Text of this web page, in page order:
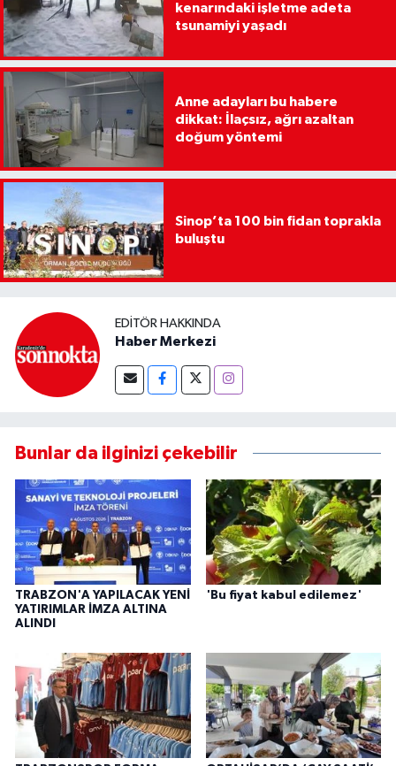
kenarındaki işletme adeta
tsunamiyi yaşadı
Anne adayları bu habere
dikkat: İlaçsız, ağrı azaltan
doğum yöntemi
Sinop’ta 100 bin fidan toprakla
buluştu
EDITÖR HAKKINDA
Haber Merkezi
Bunlar da ilginizi çekebilir
TRABZON'A YAPILACAK YENİ
YATIRIMLAR İMZA ALTINA
ALINDI
'Bu fiyat kabul edilemez'